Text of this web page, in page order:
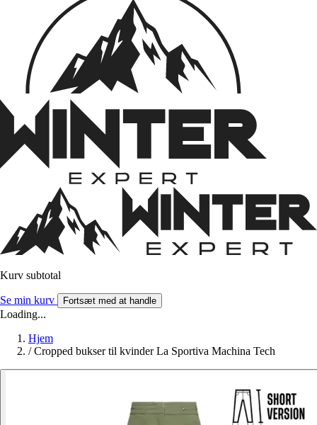
Kurv subtotal
Se min kurv Fortsæt med at handle
Loading...
Hjem
/ Cropped bukser til kvinder La Sportiva Machina Tech